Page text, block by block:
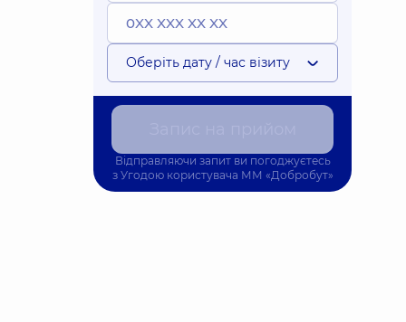
Оберіть дату / час візиту
Відправляючи запит ви погоджуєтесь
з Угодою користувача ММ «Добробут»